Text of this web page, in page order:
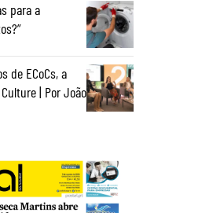
para a
de ECoCs, a
| Por João